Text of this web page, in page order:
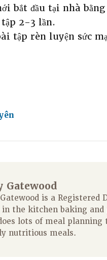
bắt đầu tại nhà
2-3 lần.
tập rèn luyện sức
Gatewood
is a
the kitchen baking
lots of meal
nutritious meals.